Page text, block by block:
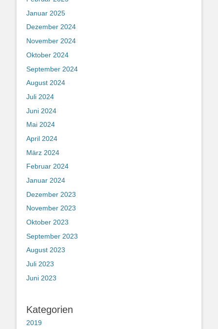
Januar 2025
Dezember 2024
November 2024
Oktober 2024
September 2024
August 2024
Juli 2024
Juni 2024
Mai 2024
April 2024
März 2024
Februar 2024
Januar 2024
Dezember 2023
November 2023
Oktober 2023
September 2023
August 2023
Juli 2023
Juni 2023
Kategorien
2019